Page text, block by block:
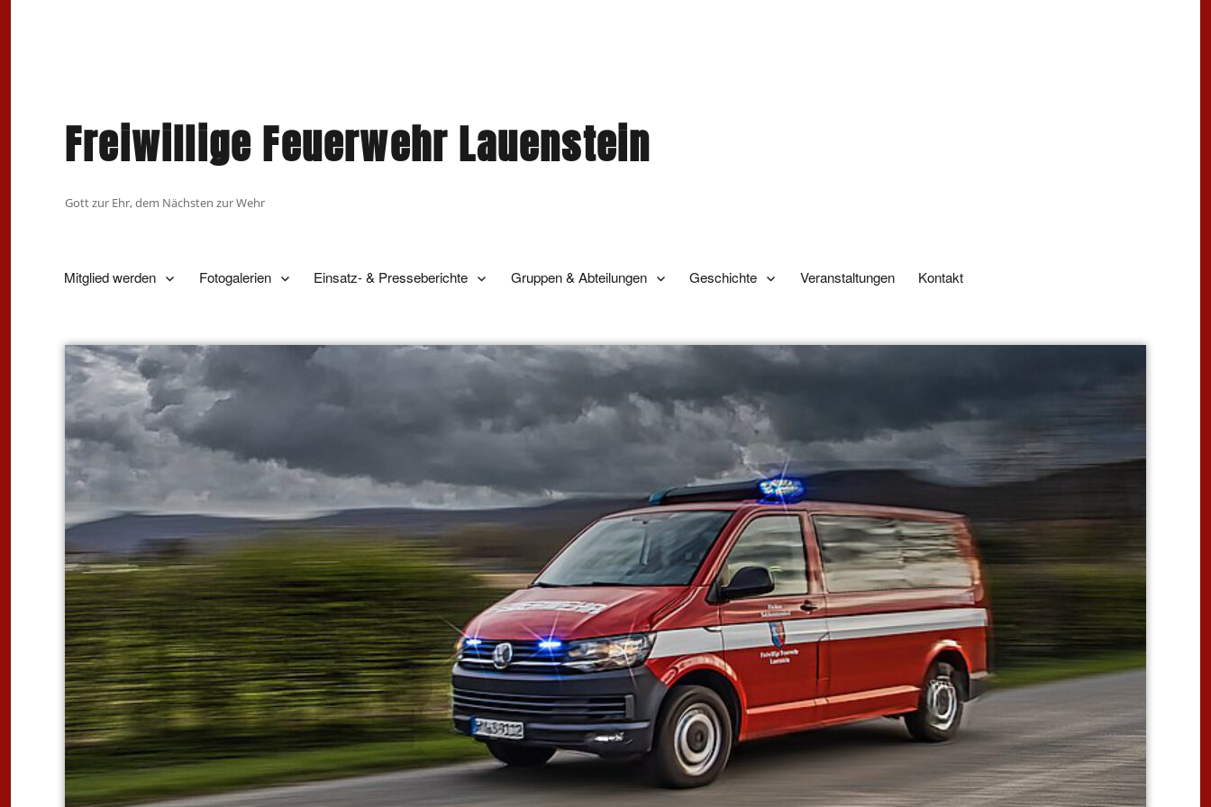
Freiwillige Feuerwehr Lauenstein
Gott zur Ehr, dem Nächsten zur Wehr
Mitglied werden Fotogalerien Einsatz- & Presseberichte Gruppen & Abteilungen Geschichte Veranstaltungen Kontakt